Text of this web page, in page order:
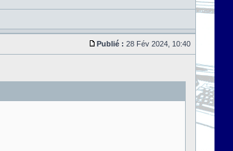
Publié : 28 Fév 2024, 10:40